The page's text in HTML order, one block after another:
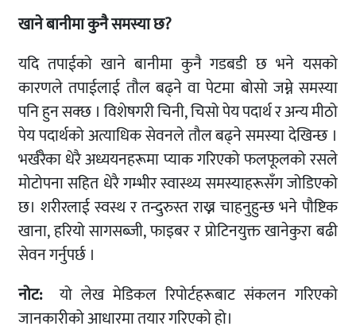
खाने बानीमा कुनै समस्या छ?
यदि तपाईको खाने बानीमा कुनै गडबडी छ भने यसको
कारणले तपाईलाई तौल बढ्ने वा पेटमा बोसो जम्ने समस्या
पनि हुन सक्छ । विशेषगरी चिनी, चिसो पेय पदार्थ र अन्य मीठो
पेय पदार्थको अत्याधिक सेवनले तौल बढ्ने समस्या देखिन्छ ।
भर्खरैका धेरै अध्ययनहरूमा प्याक गरिएको फलफूलको रसले
मोटोपना सहित धेरै गम्भीर स्वास्थ्य समस्याहरूसँग जोडिएको
छ। शरीरलाई स्वस्थ र तन्दुरुस्त राख्न चाहनुहुन्छ भने पौष्टिक
खाना, हरियो सागसब्जी, फाइबर र प्रोटिनयुक्त खानेकुरा बढी
सेवन गर्नुपर्छ ।
नोट: यो लेख मेडिकल रिपोर्टहरूबाट संकलन गरिएको
जानकारीको आधारमा तयार गरिएको हो।